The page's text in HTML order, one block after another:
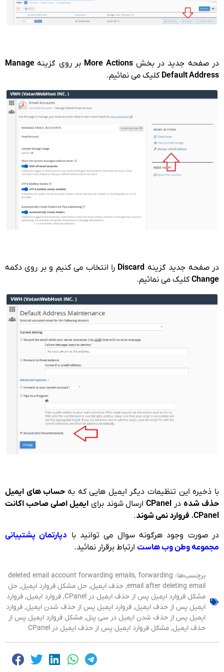
در صفحه جدید در بخشMore Actions بر روی گزینه Manage
Default Address کلیک می نمائیم.
در صفحه جدید گزینه Discard را انتخاب می کنیم و بر روی دکمه
Changeکلیک می نمائیم.
با ذخیره این تنظیمات دیگر ایمیل هایی که به حساب های ایمیل
حذف شدهدر CPanelارسال شوند برایایمیل اصلی صاحب اکانت
CPanel، فروارد نمی شوند.
در صورت وجود هرگونه سوال می توانید با دپارتمان پشتیبانی
مجموعه وطن وب هاست ارتباط برقرار نمائید.
برچسب‌ها: deleted email account forwarding emails, forwarding
email after deleting email
, حذف ایمیل, حل مشکل فروارد ایمیل, حل
مشکل فروارد ایمیل پس از حذف ایمیل در CPanel
,فروارد ایمیل,فروارد
ایمیل پس از حذف ایمیل,فروارد ایمیل پس از حذف شدن ایمیل,فروارد
ایمیل پس از حذف شدن ایمیل در سی پنل,مشکل فروارد ایمیل پس از
حذف ایمیل,مشکل فروارد ایمیل پس از حذف ایمیل در CPanel